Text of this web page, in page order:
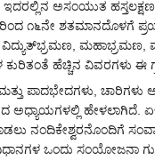
ಅಸಂಯುತ
೧೬ನೇ ಶತಮಾನದೊಳಗೆ
ವಿದ್ಯುತ್‌ಭ್ರಮಣ,
ಹೆಚ್ಚಿನ ವಿವರಗಳು ಈ
ಪಾದಭೇದಗಳು,
ಅಧ್ಯಾಯಗಳಲ್ಲಿ ಹೇಳಲಾಗಿದೆ.
ನಂದಿಕೇಶ್ವರನೊಂದಿಗೆ
ಸಂಯೋಜನಾ